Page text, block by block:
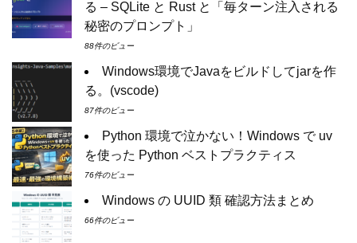
る – SQLite と Rust と「毎ターン注入される
秘密のプロンプト」
88件のビュー
Windows環境でJavaをビルドしてjarを作
る。(vscode)
87件のビュー
Python 環境で泣かない！Windows で uv
を使った Python ベストプラクティス
76件のビュー
Windows の UUID 類 確認方法まとめ
66件のビュー